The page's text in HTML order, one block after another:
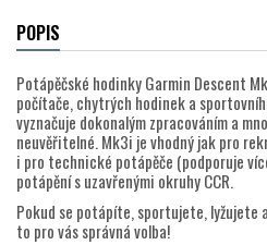
POPIS
Potápěčské hodinky Garmin Descent
počítače, chytrých hodinek a
vyznačuje dokonalým zpracováním a
neuvěřitelné. Mk3i je vhodný jak pro
i pro technické potápěče (podporuje
potápění s uzavřenými okruhy CCR.
Pokud se potápíte, sportujete, lyžujete
to pro vás správná volba!